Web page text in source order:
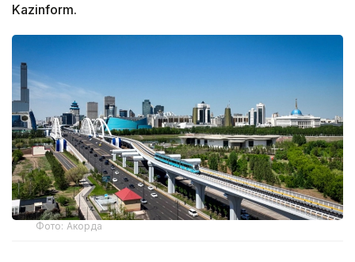
Kazinform.
Фото: Акорда